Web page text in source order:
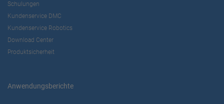
Schulungen
Kundenservice DMC
Kundenservice Robotics
Download Center
Produktsicherheit
Anwendungsberichte